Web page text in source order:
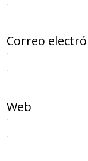
Correo
Web